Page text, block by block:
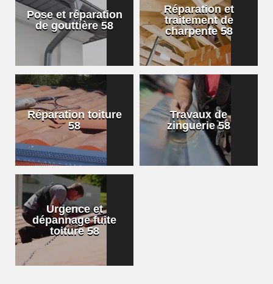
Pose et réparation
de gouttière 58
Réparation et
traitement de
charpente 58
Réparation toiture
58
Travaux de
zinguerie 58
Urgence et
dépannage fuite
toiture 58